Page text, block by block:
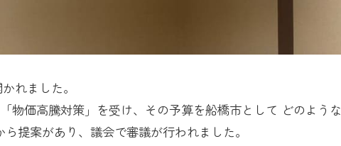
れました。
物価高騰対策」を受け、その予算を船橋市として どのような
提案があり、議会で審議が行われました。